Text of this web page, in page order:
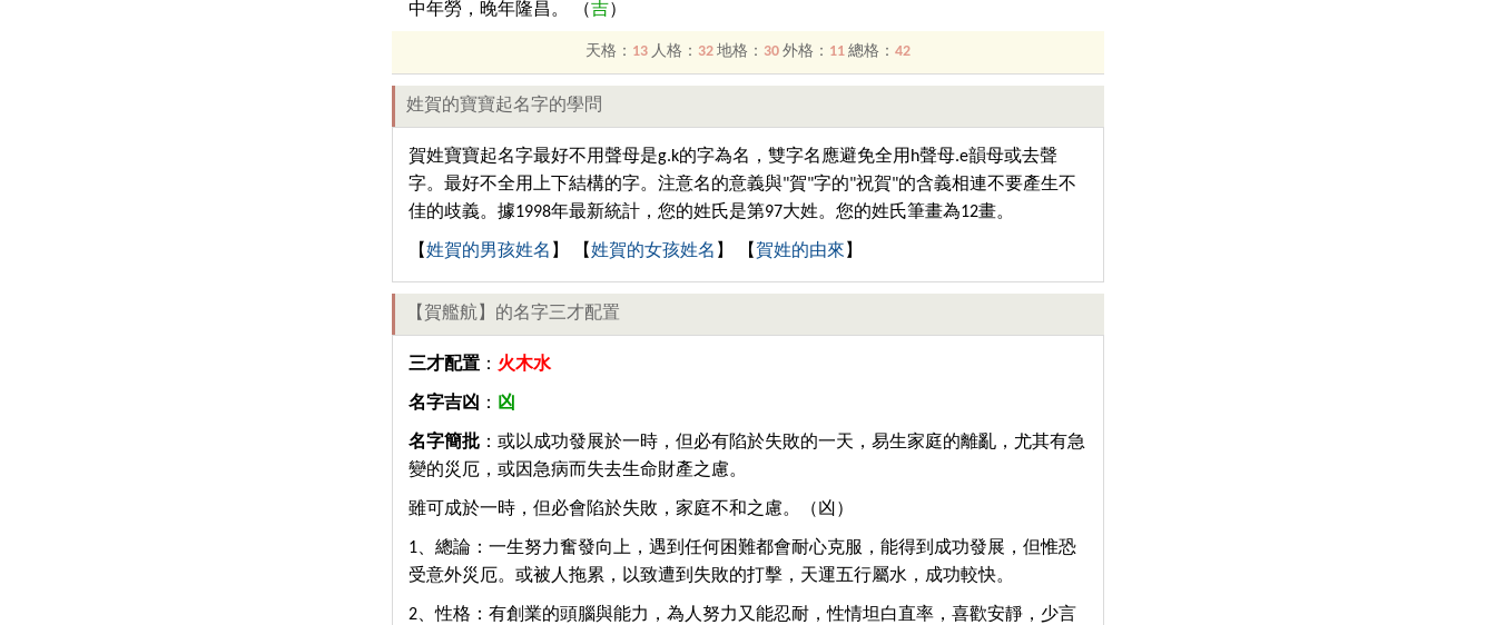
中年勞，晚年隆昌。 （吉）
天格： 13 人格： 32 地格： 30 外格： 11 總格： 42
姓賀的寶寶起名字的學問
賀姓寶寶起名字最好不用聲母是g.k的字為名，雙字名應避免全用h聲母.e韻母或去聲
字。最好不全用上下結構的字。注意名的意義與"賀"字的"祝賀"的含義相連不要產生不
佳的歧義。據1998年最新統計，您的姓氏是第97大姓。您的姓氏筆畫為12畫。
【姓賀的男孩姓名 】 【姓賀的女孩姓名 】 【賀姓的由來 】
【賀艦航】的名字三才配置
三才配置 ： 火木水
名字吉凶 ： 凶
名字簡批 ：或以成功發展於一時，但必有陷於失敗的一天，易生家庭的離亂，尤其有急
變的災厄，或因急病而失去生命財產之慮。
雖可成於一時，但必會陷於失敗，家庭不和之慮。（凶）
1、總論：一生努力奮發向上，遇到任何困難都會耐心克服，能得到成功發展，但惟恐
受意外災厄。或被人拖累，以致遭到失敗的打擊，天運五行屬水，成功較快。
2、性格：有創業的頭腦與能力，為人努力又能忍耐，性情坦白直率，喜歡安靜，少言